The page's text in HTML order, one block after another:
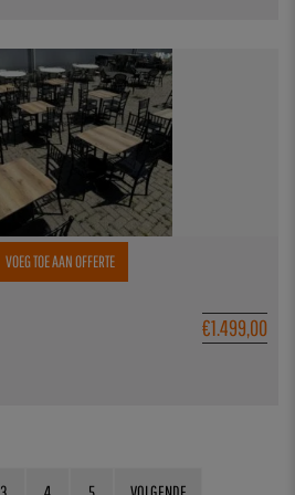
VOEG TOE AAN OFFERTE
€1.499,00